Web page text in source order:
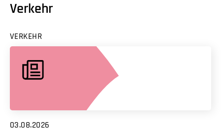
Verkehr
VERKEHR
03.08.2026